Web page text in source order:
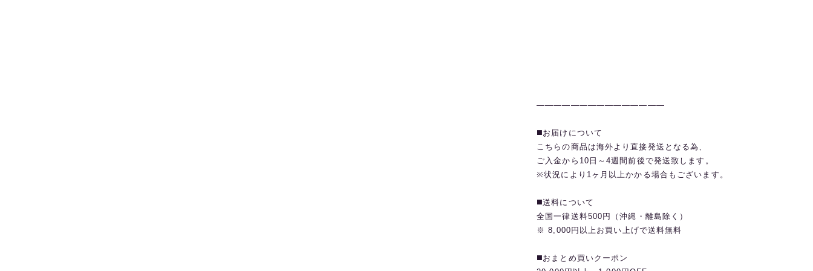
———————————————
◼️お届けについて
こちらの商品は海外より直接発送となる為、
ご入金から10日～4週間前後で発送致します。
※状況により1ヶ月以上かかる場合もございます。
◼️送料について
全国一律送料500円（沖縄・離島除く）
※ 8,000円以上お買い上げで送料無料
◼️おまとめ買いクーポン